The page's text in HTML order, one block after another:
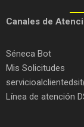
Canales de
Séneca Bot
Mis Solicitudes
Línea de atención